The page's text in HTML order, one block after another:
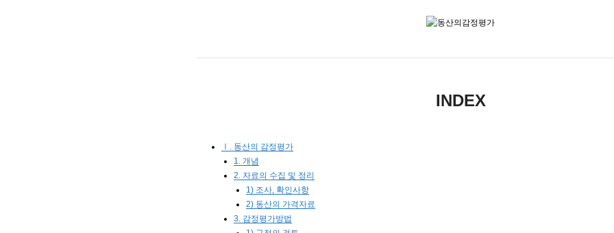
INDEX
Ⅰ. 동산의 감정평가
1. 개념
2. 자료의 수집 및 정리
1) 조사, 확인사항
2) 동산의 가격자료
3. 감정평가방법